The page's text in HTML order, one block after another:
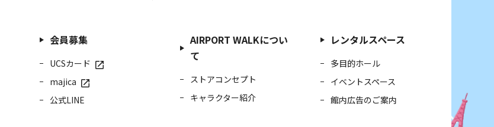
会員募集
UCSカード
majica
公式LINE
AIRPORT WALKについ
て
ストアコンセプト
キャラクター紹介
レンタルスペース
多目的ホール
イベントスペース
館内広告のご案内